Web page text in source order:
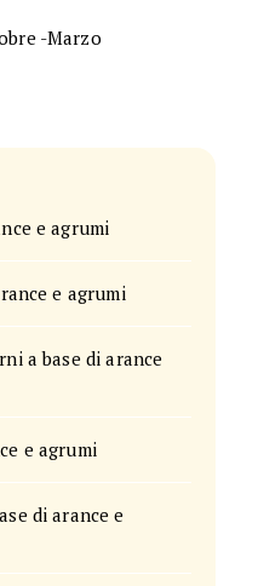
-Marzo
e agrumi
e agrumi
a base di arance
e agrumi
di arance e